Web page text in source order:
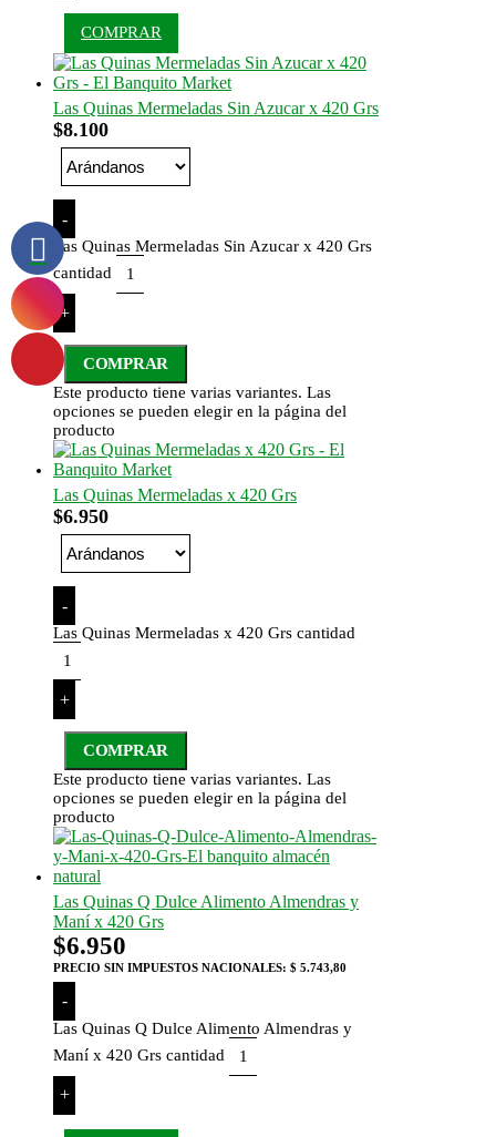
COMPRAR
Las Quinas Mermeladas Sin Azucar x 420 Grs
$8.100
-
Las Quinas Mermeladas Sin Azucar x 420 Grs
cantidad
+
COMPRAR
Este producto tiene varias variantes. Las
opciones se pueden elegir en la página del
producto
Las Quinas Mermeladas x 420 Grs
$6.950
-
Las Quinas Mermeladas x 420 Grs cantidad
+
COMPRAR
Este producto tiene varias variantes. Las
opciones se pueden elegir en la página del
producto
Las Quinas Q Dulce Alimento Almendras y
Maní x 420 Grs
$6.950
PRECIO SIN IMPUESTOS NACIONALES: $ 5.743,80
-
Las Quinas Q Dulce Alimento Almendras y
Maní x 420 Grs cantidad
+